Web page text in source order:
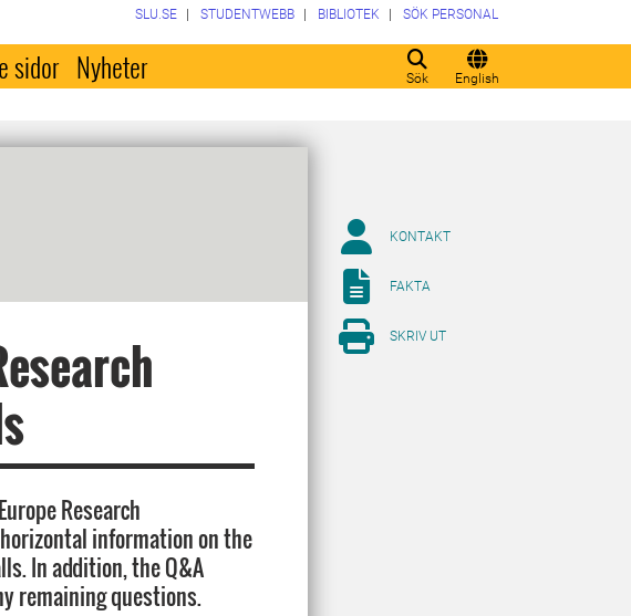
Sök English
SLU.SE STUDENTWEBB BIBLIOTEK SÖK PERSONAL
sidor Nyheter
Research
information on the
In addition, the Q&A
remaining questions.
KONTAKT
FAKTA
SKRIV UT